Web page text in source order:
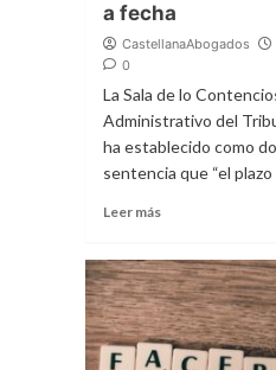
a fecha
CastellanaAbogados
0
La Sala de lo
Administrativo del
ha establecido como
sentencia que “el
Leer más